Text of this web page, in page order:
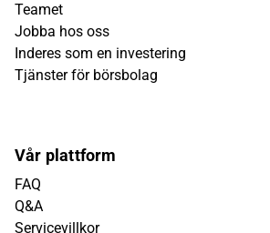
Teamet
Jobba hos oss
Inderes som en investering
Tjänster för börsbolag
Vår plattform
FAQ
Q&A
Servicevillkor